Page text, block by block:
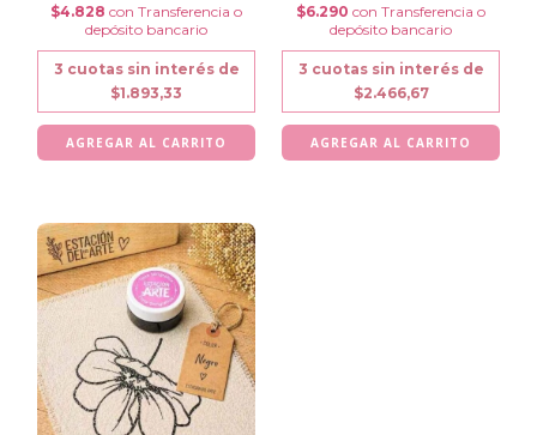
$4.828 con Transferencia o
depósito bancario
3 cuotas sin interés de
$1.893,33
$6.290 con Transferencia o
depósito bancario
3 cuotas sin interés de
$2.466,67